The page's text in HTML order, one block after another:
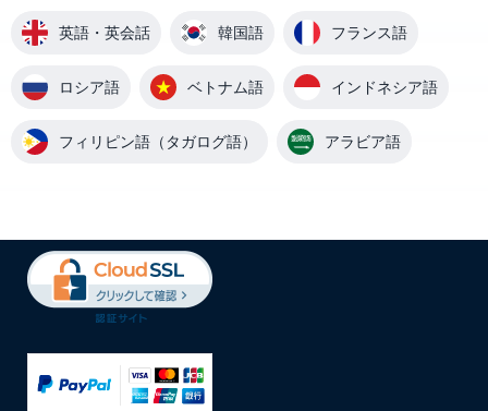
英語・英会話 韓国語 フランス語
ロシア語 ベトナム語 インドネシア語
フィリピン語（タガログ語） アラビア語